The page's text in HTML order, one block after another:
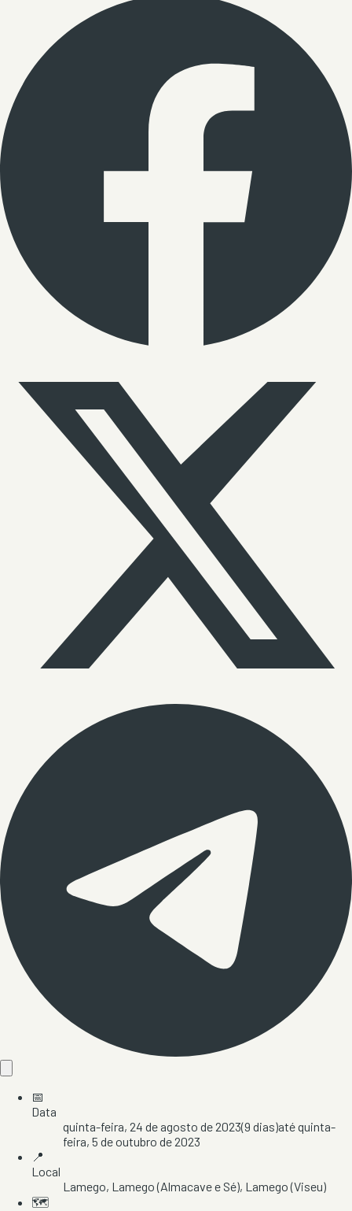
📅
Data
quinta-feira, 24 de agosto de 2023(9 dias)atéquinta-
feira, 5 de outubro de 2023
📍
Local
Lamego, Lamego (Almacave e Sé), Lamego(Viseu)
🗺️